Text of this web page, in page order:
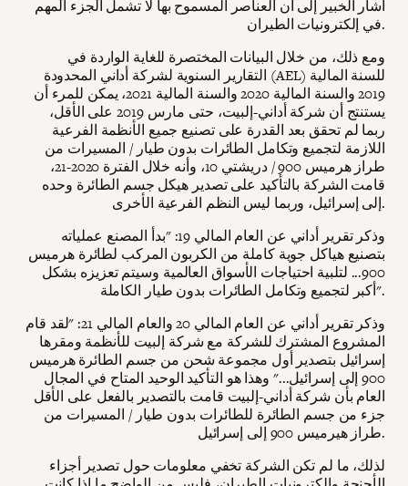
أشار الخبير إلى أن العناصر المسموح بها لا تشمل الجزء المهم
في إلكترونيات الطيران.
ومع ذلك، من خلال البيانات المختصرة للغاية الواردة في
التقارير السنوية لشركة أداني المحدودة (AEL) للسنة المالية
2019 والسنة المالية 2020 والسنة المالية 2021، يمكن للمرء أن
يستنتج أن شركة أداني-إلبيت، حتى مارس 2019 على الأقل،
ربما لم تحقق بعد القدرة على تصنيع جميع الأنظمة الفرعية
اللازمة لتجميع وتكامل الطائرات بدون طيار / المسيرات من
طراز هرميس 900 / دريشتي 10، وأنه خلال الفترة 2020-21،
قامت الشركة بالتأكيد على تصدير هيكل جسم الطائرة وحده
إلى إسرائيل، وربما ليس النظم الفرعية الأخرى.
وذكر تقرير أداني عن العام المالي 19: "بدأ المصنع عملياته
بتصنيع هياكل جوية كاملة من الكربون المركب لطائرة هرميس
900... لتلبية احتياجات الأسواق العالمية وسيتم تعزيزه بشكل
أكبر لتجميع وتكامل الطائرات بدون طيار الكاملة".
وذكر تقرير أداني عن العام المالي 20 والعام المالي 21: "لقد قام
المشروع المشترك للشركة مع شركة إلبيت للأنظمة ومقرها
إسرائيل بتصدير أول مجموعة شحن من جسم الطائرة هرميس
900 إلى إسرائيل..." وهذا هو التأكيد الوحيد المتاح في المجال
العام بأن شركة أداني-إلبيت قامت بالتصدير بالفعل على الأقل
جزء من جسم الطائرة للطائرات بدون طيار / المسيرات من
طراز هيرميس 900 إلى إسرائيل.
لذلك، ما لم تكن الشركة تخفي معلومات حول تصدير أجزاء